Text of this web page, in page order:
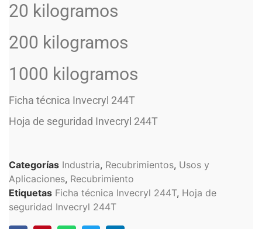
20 kilogramos
200 kilogramos
1000 kilogramos
Ficha técnica Invecryl 244T
Hoja de seguridad Invecryl 244T
Categorías Industria, Recubrimientos, Usos y
Aplicaciones, Recubrimiento
Etiquetas Ficha técnica Invecryl 244T, Hoja de
seguridad Invecryl 244T